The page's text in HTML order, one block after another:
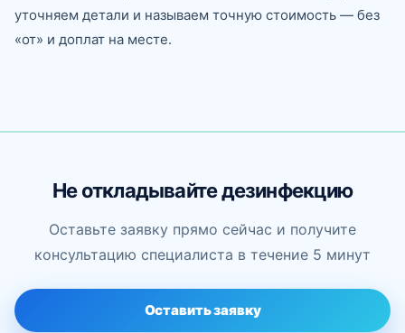
уточняем детали и называем точную стоимость — без
«от» и доплат на месте.
Не откладывайте дезинфекцию
Оставьте заявку прямо сейчас и получите
консультацию специалиста в течение 5 минут
Оставить заявку